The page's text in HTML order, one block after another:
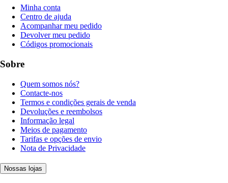
Minha conta
Centro de ajuda
Acompanhar meu pedido
Devolver meu pedido
Códigos promocionais
Sobre
Quem somos nós?
Contacte-nos
Termos e condições gerais de venda
Devoluções e reembolsos
Informação legal
Meios de pagamento
Tarifas e opções de envio
Nota de Privacidade
Nossas lojas